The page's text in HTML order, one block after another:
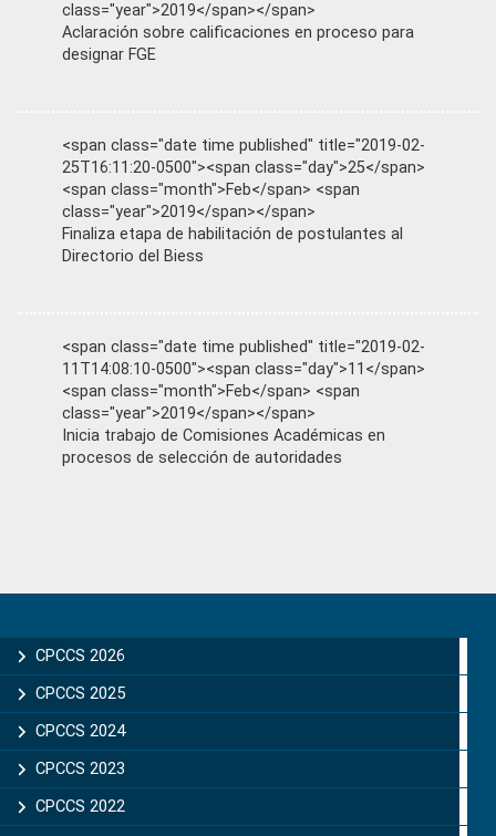
class="year">2019</span></span>
Aclaración sobre calificaciones en proceso para
designar FGE
<span class="date time published" title="2019-02-
25T16:11:20-0500"><span class="day">25</span>
<span class="month">Feb</span> <span
class="year">2019</span></span>
Finaliza etapa de habilitación de postulantes al
Directorio del Biess
<span class="date time published" title="2019-02-
11T14:08:10-0500"><span class="day">11</span>
<span class="month">Feb</span> <span
class="year">2019</span></span>
Inicia trabajo de Comisiones Académicas en
procesos de selección de autoridades
Sidebar
CPCCS 2026
CPCCS 2025
CPCCS 2024
CPCCS 2023
CPCCS 2022